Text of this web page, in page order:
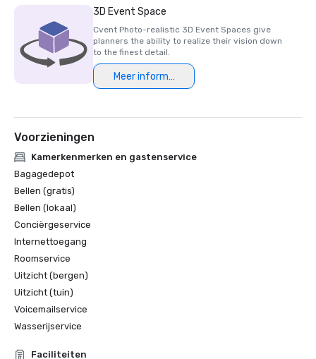
3D Event Space
Cvent Photo-realistic 3D Event Spaces give
planners the ability to realize their vision down
to the finest detail.
Meer informatie
Voorzieningen
Kamerkenmerken en gastenservice
Bagagedepot
Bellen (gratis)
Bellen (lokaal)
Conciërgeservice
Internettoegang
Roomservice
Uitzicht (bergen)
Uitzicht (tuin)
Voicemailservice
Wasserijservice
Faciliteiten